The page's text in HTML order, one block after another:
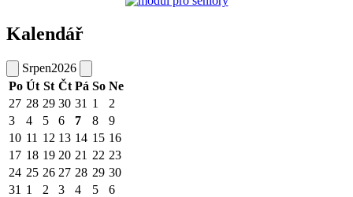
Kalendář
Srpen2026
Po Út St Čt Pá So Ne
27 28 29 30 31 1
2
3
4 5 6 7 8
9
10 11 12 13 14 15 16
17 18 19 20 21 22 23
24 25 26 27 28 29 30
31 1 2 3 4 5 6